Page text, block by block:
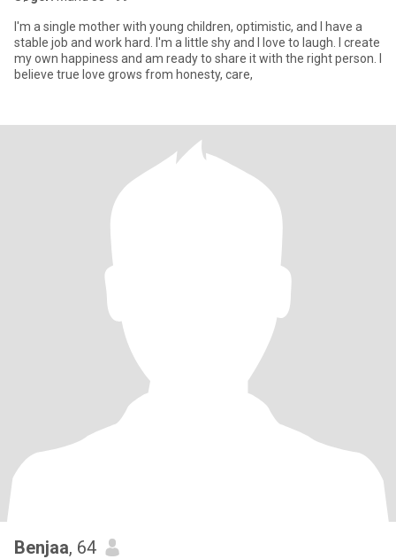
I'm a single mother with young children, optimistic, and I have a
stable job and work hard. I'm a little shy and I love to laugh. I create
my own happiness and am ready to share it with the right person. I
believe true love grows from honesty, care,
Benjaa, 64